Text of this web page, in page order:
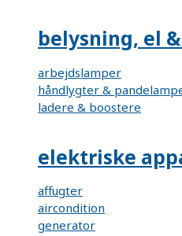
belysning, el
arbejdslamper
håndlygter &
ladere & boostere
elektriske
affugter
aircondition
generator